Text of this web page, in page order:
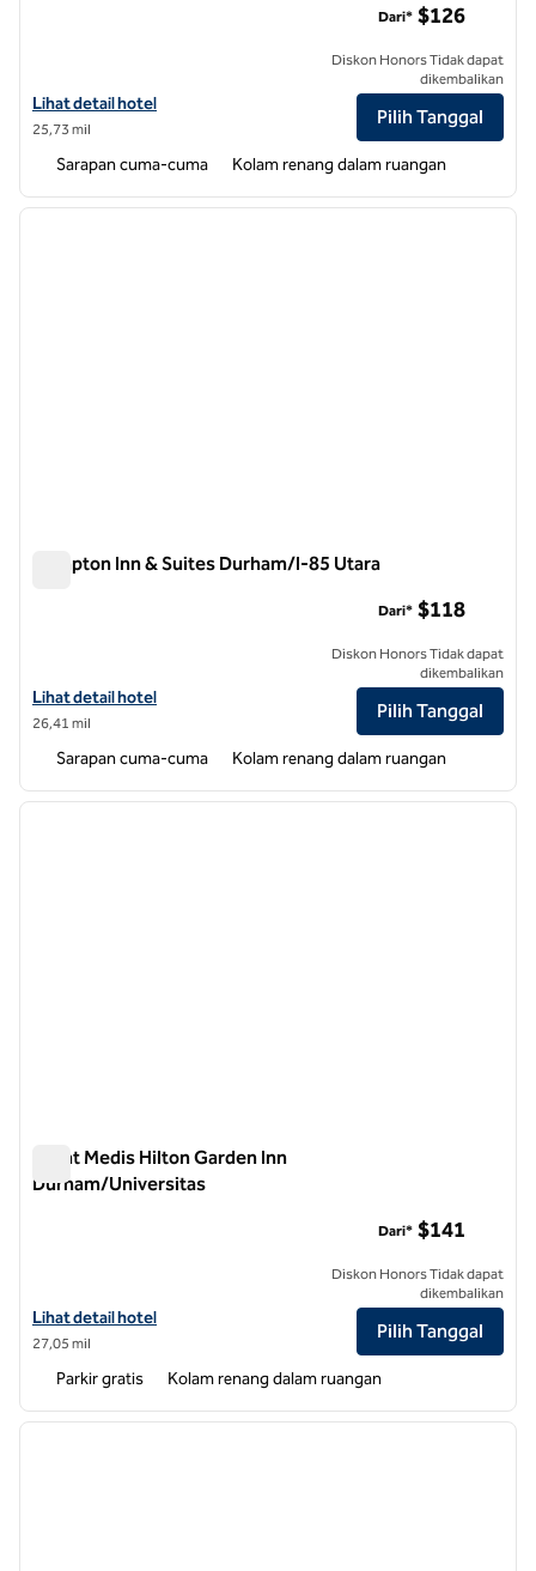
Lihat detail hotel untuk Pusat Medis Universitas Hampton Inn &
Lihat detail hotel
25,73 mil
Dari* $126
Diskon Honors Tidak dapat
dikembalikan
Pilih Tanggal
Sarapan cuma-cuma Kolam renang dalam ruangan
1 dari 12
Hampton Inn & Suites Durham/I-85 Utara
Lihat detail hotel untuk Hampton Inn & Suites Durham/North I-85
Lihat detail hotel
26,41 mil
Dari* $118
Diskon Honors Tidak dapat
dikembalikan
Pilih Tanggal
Sarapan cuma-cuma Kolam renang dalam ruangan
1 dari 12
Pusat Medis Hilton Garden Inn
Durham/Universitas
Lihat detail hotel untuk Hilton Garden Inn Durham/Pusat Medis
Lihat detail hotel
27,05 mil
Dari* $141
Diskon Honors Tidak dapat
dikembalikan
Pilih Tanggal
Parkir gratis Kolam renang dalam ruangan
1 dari 12